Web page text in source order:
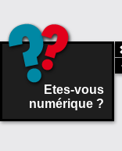
Etes-vous
numérique ?